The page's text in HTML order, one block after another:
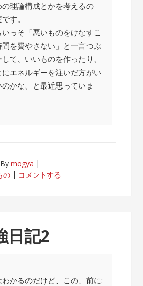
の理論構成とかを考えるの
す。
っそ「悪いものをけなすこ
間を費やさない」と一言つぶ
て、いいものを作ったり、
エネルギーを注いだ方がい
かな、と最近思っていま
Bymogya
の コメントする
日記2
かるのだけど、この、前に: